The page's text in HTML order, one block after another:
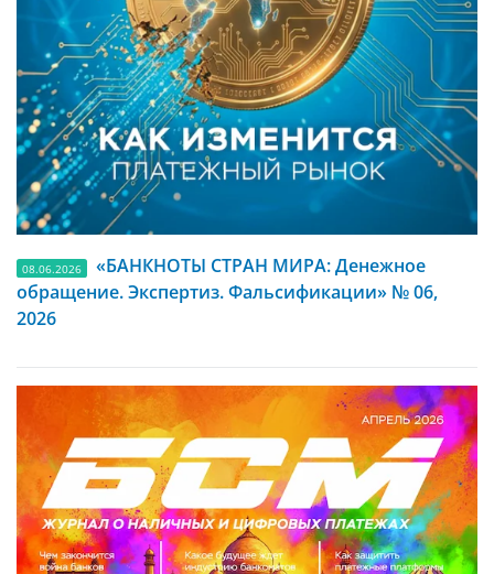
08.06.2026
«БАНКНОТЫ СТРАН МИРА: Денежное
обращение. Экспертиз. Фальсификации» № 06,
2026